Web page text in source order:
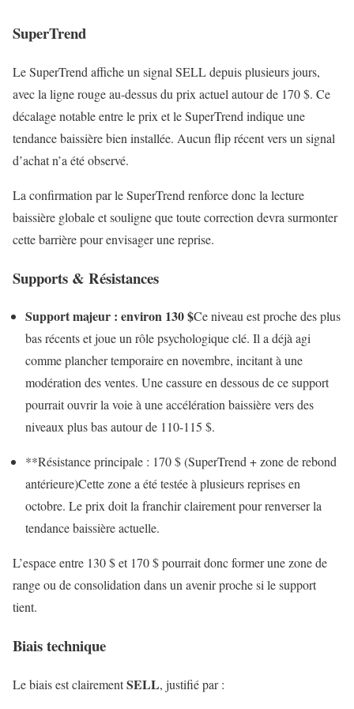
SuperTrend
Le SuperTrend affiche un signal SELL depuis plusieurs jours,
avec la ligne rouge au-dessus du prix actuel autour de 170 $. Ce
décalage notable entre le prix et le SuperTrend indique une
tendance baissière bien installée. Aucun flip récent vers un signal
d’achat n’a été observé.
La confirmation par le SuperTrend renforce donc la lecture
baissière globale et souligne que toute correction devra surmonter
cette barrière pour envisager une reprise.
Supports & Résistances
Support majeur : environ 130 $Ce niveau est proche des plus
bas récents et joue un rôle psychologique clé. Il a déjà agi
comme plancher temporaire en novembre, incitant à une
modération des ventes. Une cassure en dessous de ce support
pourrait ouvrir la voie à une accélération baissière vers des
niveaux plus bas autour de 110-115 $.
**Résistance principale : 170 $ (SuperTrend + zone de rebond
antérieure)Cette zone a été testée à plusieurs reprises en
octobre. Le prix doit la franchir clairement pour renverser la
tendance baissière actuelle.
L’espace entre 130 $ et 170 $ pourrait donc former une zone de
range ou de consolidation dans un avenir proche si le support
tient.
Biais technique
Le biais est clairementSELL, justifié par :